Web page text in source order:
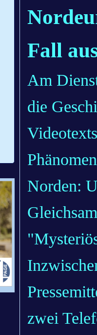
Fall
Am
die
Norden:
zwei